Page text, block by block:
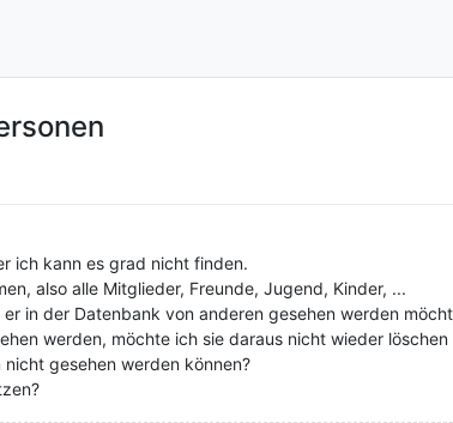
ich kann es grad nicht finden.
also alle Mitglieder, Freunde, Jugend, Kinder, ...
in der Datenbank von anderen gesehen werden
werden, möchte ich sie daraus nicht wieder
gesehen werden können?